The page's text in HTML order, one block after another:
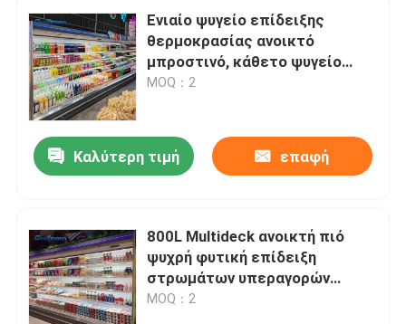
Ενιαίο ψυγείο επίδειξης
θερμοκρασίας ανοικτό
μπροστινό, κάθετο ψυγείο
περίπτωσης επίδειξης
MOQ：2
Καλύτερη τιμή επαφή
800L Multideck ανοικτή πιό
ψυχρή φυτική επίδειξη
στρωμάτων υπεραγορών
διευθετήσιμη
MOQ：2